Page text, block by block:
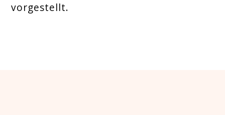
vorgestellt.